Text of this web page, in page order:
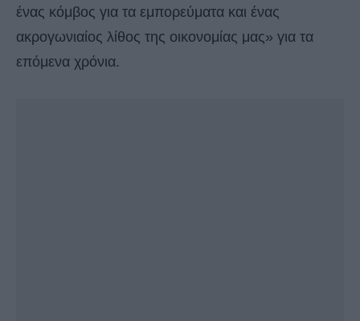
ένας κόμβος για τα εμπορεύματα και ένας
ακρογωνιαίος λίθος της οικονομίας μας» για τα
επόμενα χρόνια.